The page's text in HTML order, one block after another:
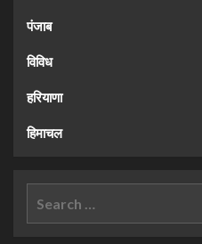
पंजाब
विविध
हरियाणा
हिमाचल